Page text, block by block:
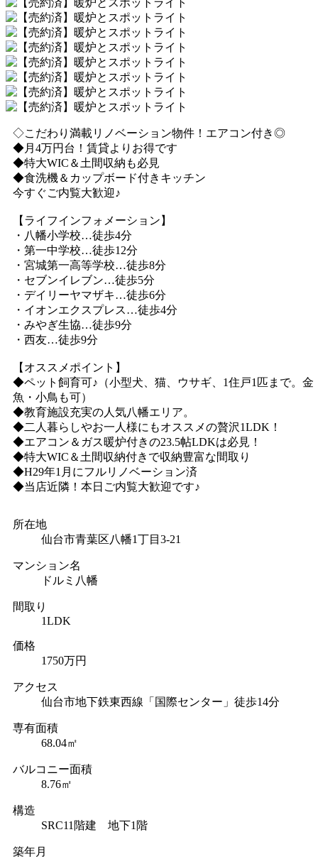
◇こだわり満載リノベーション物件！エアコン付き◎
◆月4万円台！賃貸よりお得です
◆特大WIC＆土間収納も必見
◆食洗機＆カップボード付きキッチン
今すぐご内覧大歓迎♪
【ライフインフォメーション】
・八幡小学校…徒歩4分
・第一中学校…徒歩12分
・宮城第一高等学校…徒歩8分
・セブンイレブン…徒歩5分
・デイリーヤマザキ…徒歩6分
・イオンエクスプレス…徒歩4分
・みやぎ生協…徒歩9分
・西友…徒歩9分
【オススメポイント】
◆ペット飼育可♪（小型犬、猫、ウサギ、1住戸1匹まで。金
魚・小鳥も可）
◆教育施設充実の人気八幡エリア。
◆二人暮らしやお一人様にもオススメの贅沢1LDK！
◆エアコン＆ガス暖炉付きの23.5帖LDKは必見！
◆特大WIC＆土間収納付きで収納豊富な間取り
◆H29年1月にフルリノベーション済
◆当店近隣！本日ご内覧大歓迎です♪
所在地
仙台市青葉区八幡1丁目3-21
マンション名
ドルミ八幡
間取り
1LDK
価格
1750万円
アクセス
仙台市地下鉄東西線「国際センター」徒歩14分
専有面積
68.04㎡
バルコニー面積
8.76㎡
構造
SRC11階建 地下1階
築年月